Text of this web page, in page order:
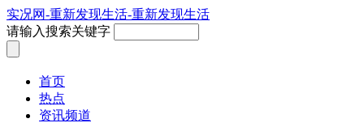
实况网-重新发现生活-重新发现生活
请输入搜索关键字
首页
热点
资讯频道